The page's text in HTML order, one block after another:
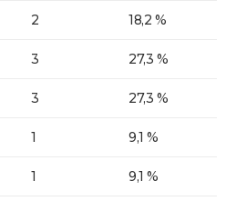
2 18,2 %
3 27,3 %
3 27,3 %
1 9,1 %
1 9,1 %